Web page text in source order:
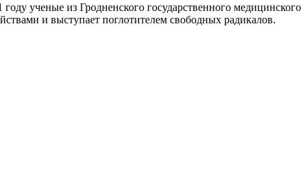
ученые из Гродненского государственного медицинского
и выступает поглотителем свободных радикалов.